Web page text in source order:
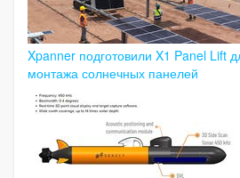
Xpanner подготовили X1 Panel Lift
монтажа солнечных панелей